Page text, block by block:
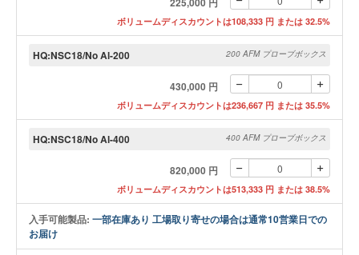
ボリュームディスカウントは108,333 円 または 32.5%
HQ:NSC18/No Al-200 200 AFM プローブボックス
430,000 円
ボリュームディスカウントは236,667 円 または 35.5%
HQ:NSC18/No Al-400 400 AFM プローブボックス
820,000 円
ボリュームディスカウントは513,333 円 または 38.5%
入手可能製品: 一部在庫あり 工場取り寄せの場合は通常10営業日での
お届け